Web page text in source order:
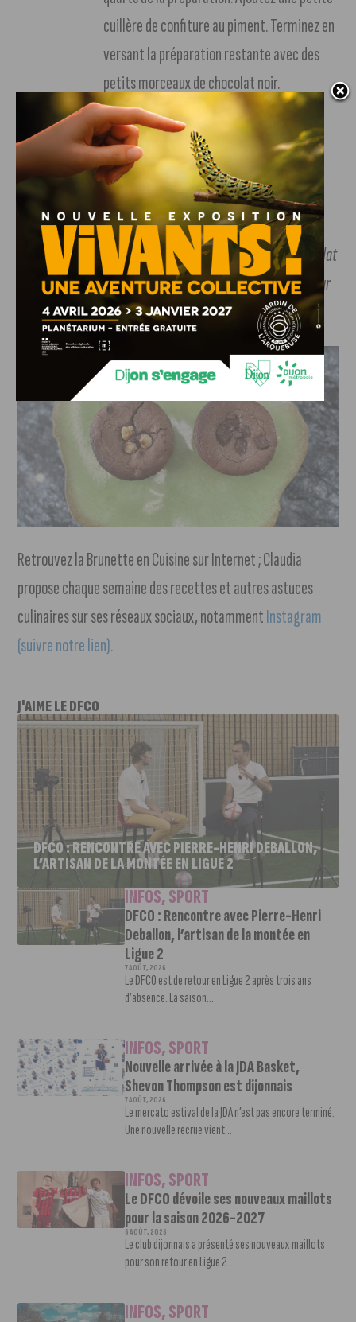
cuillère de confiture au piment. Terminez en
versant la préparation restante avec des
petits morceaux de chocolat noir.
Placez les moules 1 heure au frigo.
Préchauffez le four à 210°C. Mettez à cuire les
moules dans le four pendant 7 à 8 minutes.
Servez tiède. Bon appétit !
Petite astuce : vous pouvez préparer les fondants au chocolat
à l’avance et les congeler. Il suffira de les laisser dans le four
deux minutes de plus.
Retrouvez la Brunette en Cuisine sur Internet ; Claudia
propose chaque semaine des recettes et autres astuces
culinaires sur ses réseaux sociaux, notammentInstagram
(suivre notre lien).
J'AIME LE DFCO
DFCO : RENCONTRE AVEC PIERRE-HENRI DEBALLON,
L’ARTISAN DE LA MONTÉE EN LIGUE 2
INFOS,SPORT
DFCO : Rencontre avec Pierre-Henri
Deballon, l’artisan de la montée en
Ligue 2
7 AOÛT, 2026
Le DFCO est de retour en Ligue 2 après trois ans
d’absence. La saison...
INFOS,SPORT
Nouvelle arrivée à la JDA Basket,
Shevon Thompson est dijonnais
7 AOÛT, 2026
Le mercato estival de la JDA n’est pas encore terminé.
Une nouvelle recrue vient...
INFOS,SPORT
Le DFCO dévoile ses nouveaux maillots
pour la saison 2026-2027
6 AOÛT, 2026
Le club dijonnais a présenté ses nouveaux maillots
pour son retour en Ligue 2....
INFOS,SPORT